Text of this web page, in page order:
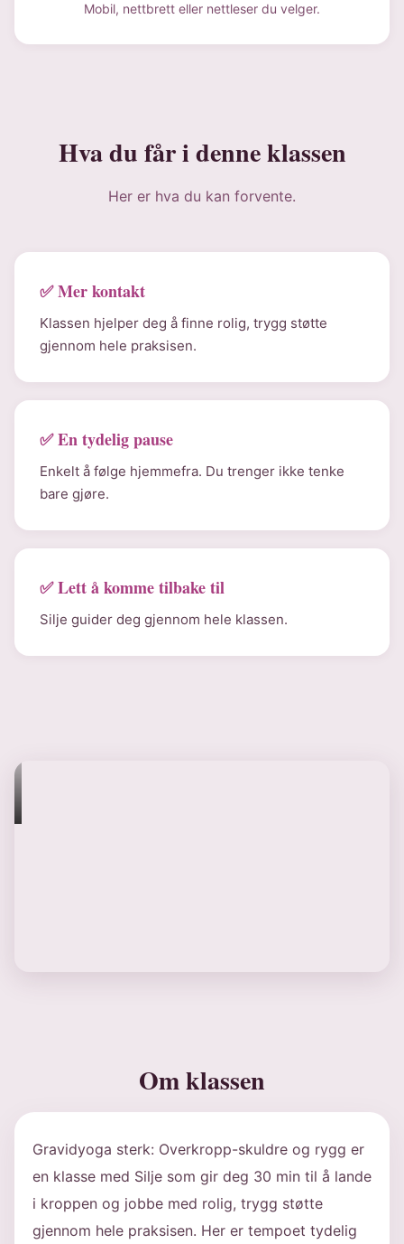
Mobil, nettbrett eller nettleser du velger.
Hva du får i denne klassen
Her er hva du kan forvente.
✅ Mer kontakt
Klassen hjelper deg å finne rolig, trygg støtte
gjennom hele praksisen.
✅ En tydelig pause
Enkelt å følge hjemmefra. Du trenger ikke tenke
bare gjøre.
✅ Lett å komme tilbake til
Silje guider deg gjennom hele klassen.
Om klassen
Gravidyoga sterk: Overkropp-skuldre og rygg er
en klasse med Silje som gir deg 30 min til å lande
i kroppen og jobbe med rolig, trygg støtte
gjennom hele praksisen. Her er tempoet tydelig